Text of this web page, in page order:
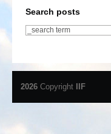
Search posts
2026 Copyright IIF